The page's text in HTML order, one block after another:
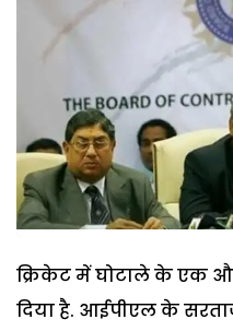
क्रिकेट में घोटाले के एक
दिया है. आईपीएल के